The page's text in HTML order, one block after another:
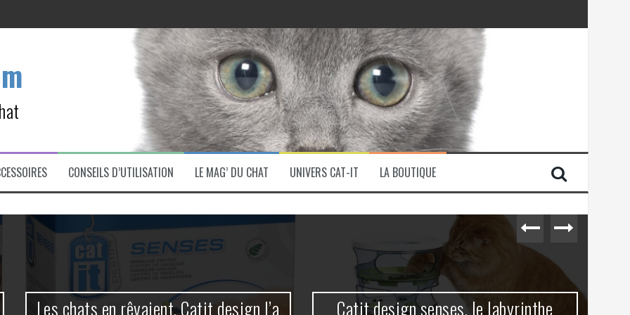
?
cette erreur !
CONSEILS D’UTILISATION LE MAG’ DU CHAT UNIVERS CAT-IT LA BOUTIQUE
Les chats en rêvaient, Catit design l’a Catit design senses, le labyrinthe